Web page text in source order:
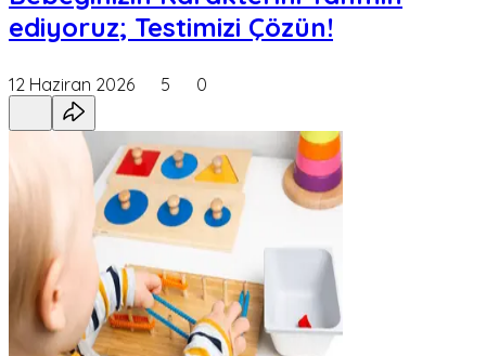
ediyoruz; Testimizi Çözün!
12 Haziran 2026 5 0